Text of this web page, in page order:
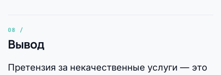
Вывод
Претензия за некачественные услуги — это